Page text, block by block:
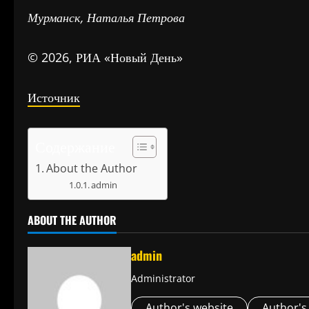
Мурманск, Наталья Петрова
© 2026, РИА «Новый День»
Источник
About the Author
admin
ABOUT THE AUTHOR
admin
Administrator